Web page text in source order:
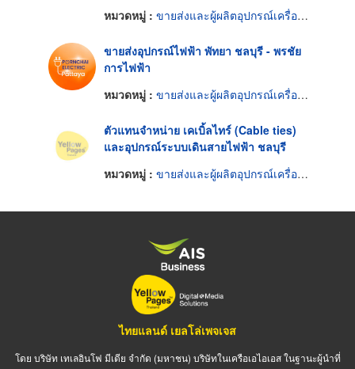
หมวดหมู่ : ขายส่งและผู้ผลิตอุปกรณ์เครื่องใช้ไฟฟ้า
ขายส่งอุปกรณ์ไฟฟ้า พัทยา ชลบุรี - พรชัย
การไฟฟ้า
หมวดหมู่ : ขายส่งและผู้ผลิตอุปกรณ์เครื่องใช้ไฟฟ้า
ตัวแทนจำหน่าย เคเบิ้ลไทร์ (Cable ties)
และอุปกรณ์ระบบเดินสายไฟฟ้า ชลบุรี
หมวดหมู่ : ขายส่งและผู้ผลิตอุปกรณ์เครื่องใช้ไฟฟ้า
ไทยแลนด์ เยลโล่เพจเจส
โดย บริษัท เทเลอินโฟ มีเดีย จำกัด (มหาชน) บริษัทในเครือเอไอเอส ในฐานะผู้นำที่